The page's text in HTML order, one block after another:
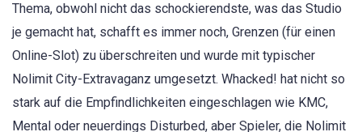
Thema, obwohl nicht das schockierendste, was das Studio
je gemacht hat, schafft es immer noch, Grenzen (für einen
Online-Slot) zu überschreiten und wurde mit typischer
Nolimit City-Extravaganz umgesetzt. Whacked! hat nicht so
stark auf die Empfindlichkeiten eingeschlagen wie KMC,
Mental oder neuerdings Disturbed, aber Spieler, die Nolimit